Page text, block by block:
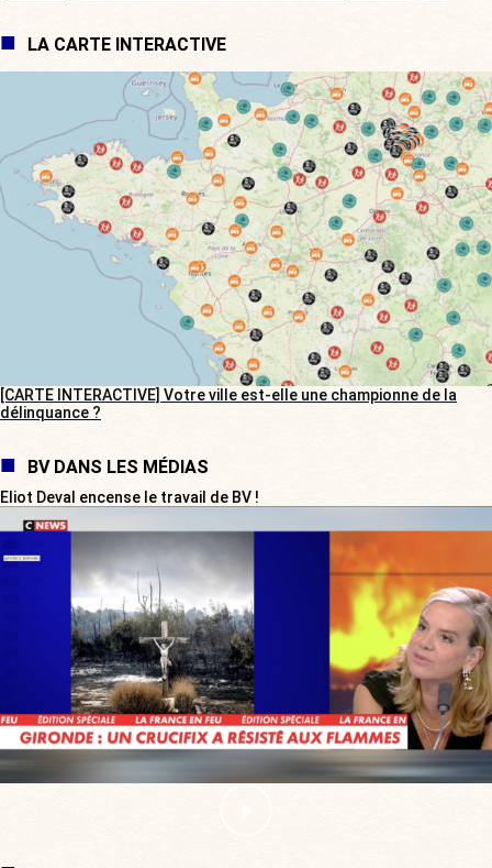
LA CARTE INTERACTIVE
[CARTE INTERACTIVE] Votre ville est-elle une championne de la
délinquance ?
BV DANS LES MÉDIAS
Eliot Deval encense le travail de BV !